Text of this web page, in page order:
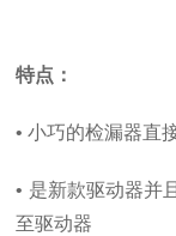
特点：
• 小巧的检漏器
• 是新款驱动器
至驱动器